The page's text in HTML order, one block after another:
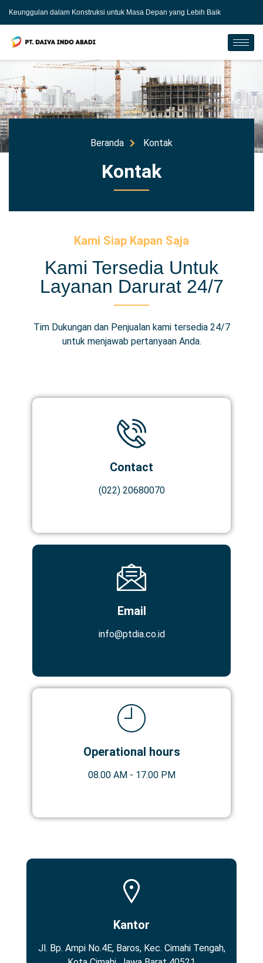
Keunggulan dalam Konstruksi untuk Masa Depan yang Lebih Baik
Beranda Kontak
Kontak
Kami Siap Kapan Saja
Kami Tersedia Untuk
Layanan Darurat 24/7
Tim Dukungan dan Penjualan kami tersedia 24/7
untuk menjawab pertanyaan Anda.
Contact
(022) 20680070
Email
info@ptdia.co.id
Operational hours
08.00 AM - 17.00 PM
Kantor
Jl. Bp. Ampi No.4E, Baros, Kec. Cimahi Tengah,